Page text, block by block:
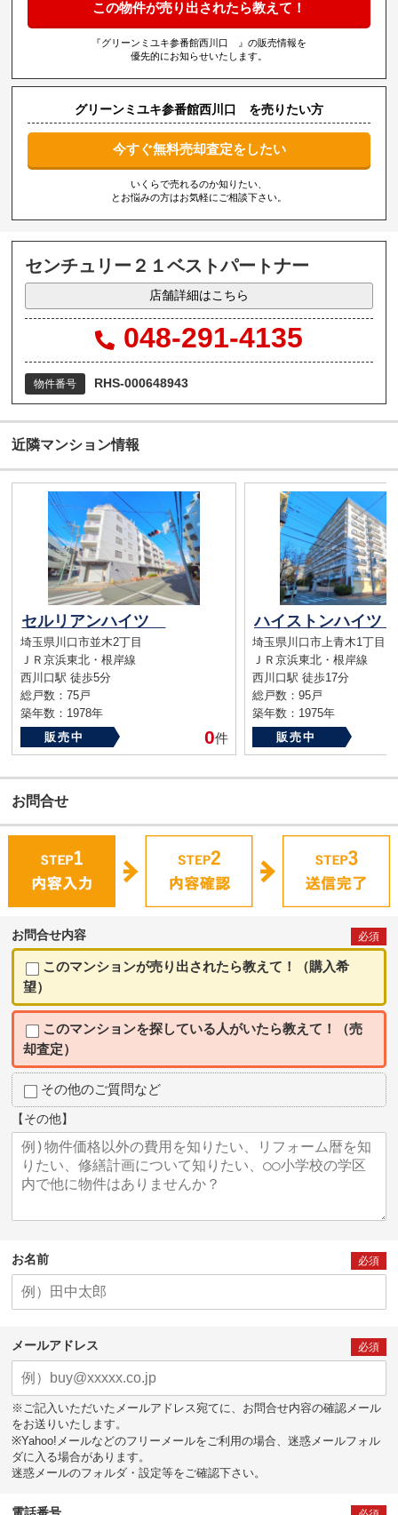
この物件が売り出されたら教えて！
『グリーンミユキ参番館西川口 』の販売情報を
優先的にお知らせいたします。
グリーンミユキ参番館西川口 を売りたい方
今すぐ無料売却査定をしたい
いくらで売れるのか知りたい、
とお悩みの方はお気軽にご相談下さい。
センチュリー２１ベストパートナー
店舗詳細はこちら
048-291-4135
物件番号 RHS-000648943
近隣マンション情報
セルリアンハイツ
埼玉県川口市並木2丁目
ＪＲ京浜東北・根岸線
西川口駅 徒歩5分
総戸数：75戸
築年数：1978年
販売中
0件
ハイストンハイツ
埼玉県川口市上青木1丁目
ＪＲ京浜東北・根岸線
西川口駅 徒歩17分
総戸数：95戸
築年数：1975年
販売中
お問合せ
お問合せ内容 必須
このマンションが売り出されたら教えて！（購入希
望）
このマンションを探している人がいたら教えて！（売
却査定）
その他のご質問など
【その他】
お名前 必須
メールアドレス 必須
※ご記入いただいたメールアドレス宛てに、お問合せ内容の確認メール
をお送りいたします。
※Yahoo!メールなどのフリーメールをご利用の場合、迷惑メールフォル
ダに入る場合があります。
迷惑メールのフォルダ・設定等をご確認下さい。